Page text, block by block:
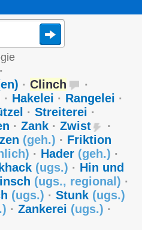
·
· Clinch
·
· Hakelei · Rangelei ·
· Streiterei ·
· Zank · Zwist
·
(geh.) · Friktion
) · Hader (geh.) ·
(ugs.) · Hin und
(ugs., regional ) ·
(ugs.) · Stunk (ugs.)
) · Zankerei (ugs.) ·